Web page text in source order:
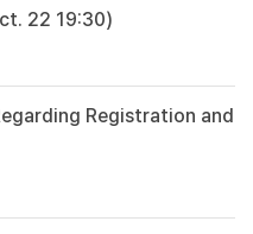
22 19:30)
Registration and